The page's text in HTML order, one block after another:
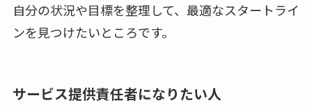
自分の状況や目標を整理して、最適なスタートライ
ンを見つけたいところです。
サービス提供責任者になりたい人